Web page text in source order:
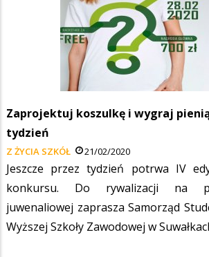
Zaprojektuj koszulkę i wygraj
tydzień
Z ŻYCIA SZKÓŁ 21/02/2020
Jeszcze przez tydzień potrwa IV
konkursu. Do rywalizacji na
juwenaliowej zaprasza Samorząd
Wyższej Szkoły Zawodowej w